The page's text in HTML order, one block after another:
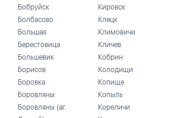
Бобруйск
Болбасово
Большая
Берестовица
Большевик
Борисов
Боровка
Боровляны
Боровляны (аг.
Кировск
Клецк
Климовичи
Кличев
Кобрин
Колодищи
Копище
Копыль
Кореличи